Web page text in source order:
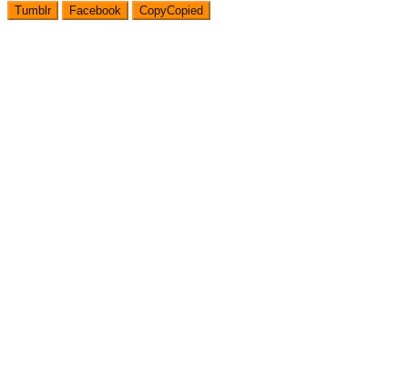
Tumblr
Facebook CopyCopied